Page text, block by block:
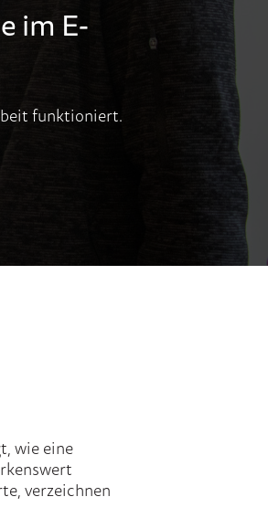
im E-
funktioniert.
wie eine
verzeichnen